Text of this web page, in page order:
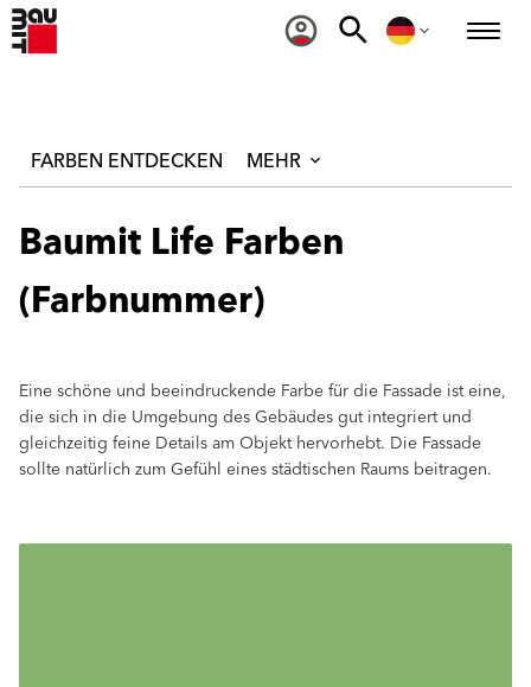
FARBEN ENTDECKEN MEHR
Baumit Life Farben
(Farbnummer)
Eine schöne und beeindruckende Farbe für die Fassade ist eine,
die sich in die Umgebung des Gebäudes gut integriert und
gleichzeitig feine Details am Objekt hervorhebt. Die Fassade
sollte natürlich zum Gefühl eines städtischen Raums beitragen.